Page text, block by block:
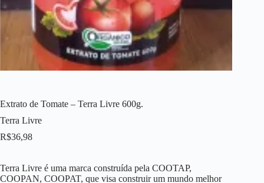
Extrato de Tomate – Terra Livre 600g.
Terra Livre
R$36,98
Terra Livre é uma marca construída pela COOTAP,
COOPAN, COOPAT, que visa construir um mundo melhor